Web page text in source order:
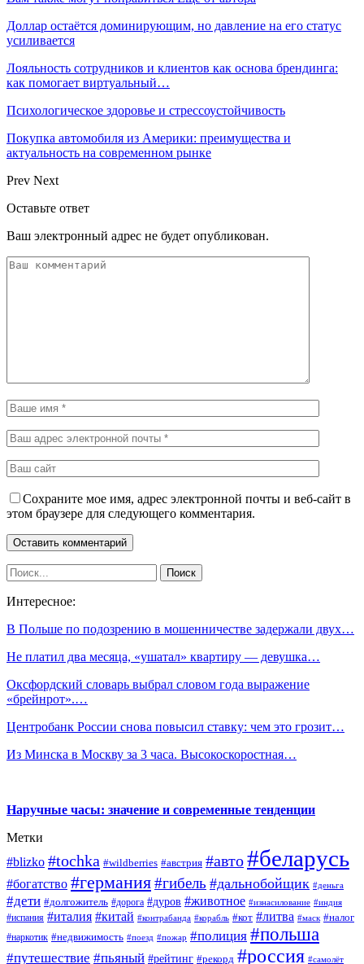
Доллар остаётся доминирующим, но давление на его статус
усиливается
Лояльность сотрудников и клиентов как основа брендинга:
как помогает виртуальный…
Психологическое здоровье и стрессоустойчивость
Покупка автомобиля из Америки: преимущества и
актуальность на современном рынке
Prev Next
Оставьте ответ
Ваш электронный адрес не будет опубликован.
Сохраните мое имя, адрес электронной почты и веб-сайт в
этом браузере для следующего комментария.
Интересное:
В Польше по подозрению в мошенничестве задержали двух…
Не платил два месяца, «ушатал» квартиру — девушка…
Оксфордский словарь выбрал словом года выражение
«брейнрот».…
Центробанк России снова повысил ставку: чем это грозит…
Из Минска в Москву за 3 часа. Высокоскоростная…
Наручные часы: значение и современные тенденции
Метки
#blizko #tochka #wildberries #австрия #авто#беларусь
#богатство #германия#гибель #дальнобойщик #деньга
#дети #долгожитель #дорога #дуров #животное #изнасилование #индия
#испания #италия #китай #контрабанда #корабль #кот #литва #маск #налог
#наркотик #недвижимость #поезд #пожар #полиция #польша
#путешествие #пьяный #рейтинг #рекорд #россия #самолёт